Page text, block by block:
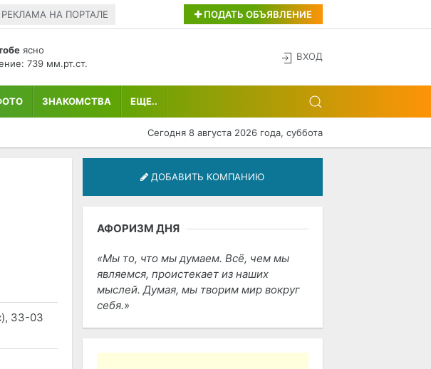
РЕКЛАМА НА ПОРТАЛЕ ПОДАТЬ ОБЪЯВЛЕНИЕ
ясно
739 мм.рт.ст.
ВХОД
ЗНАКОМСТВА ЕЩЕ..
Сегодня 8 августа 2026 года, суббота
33-03
ДОБАВИТЬ КОМПАНИЮ
АФОРИЗМ ДНЯ
Мы то, что мы думаем. Всё, чем мы
являемся, проистекает из наших
мыслей. Думая, мы творим мир вокруг
себя.